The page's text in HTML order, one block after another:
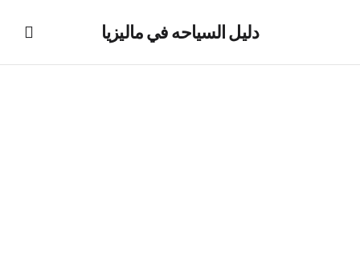
دليل السياحه في ماليزيا